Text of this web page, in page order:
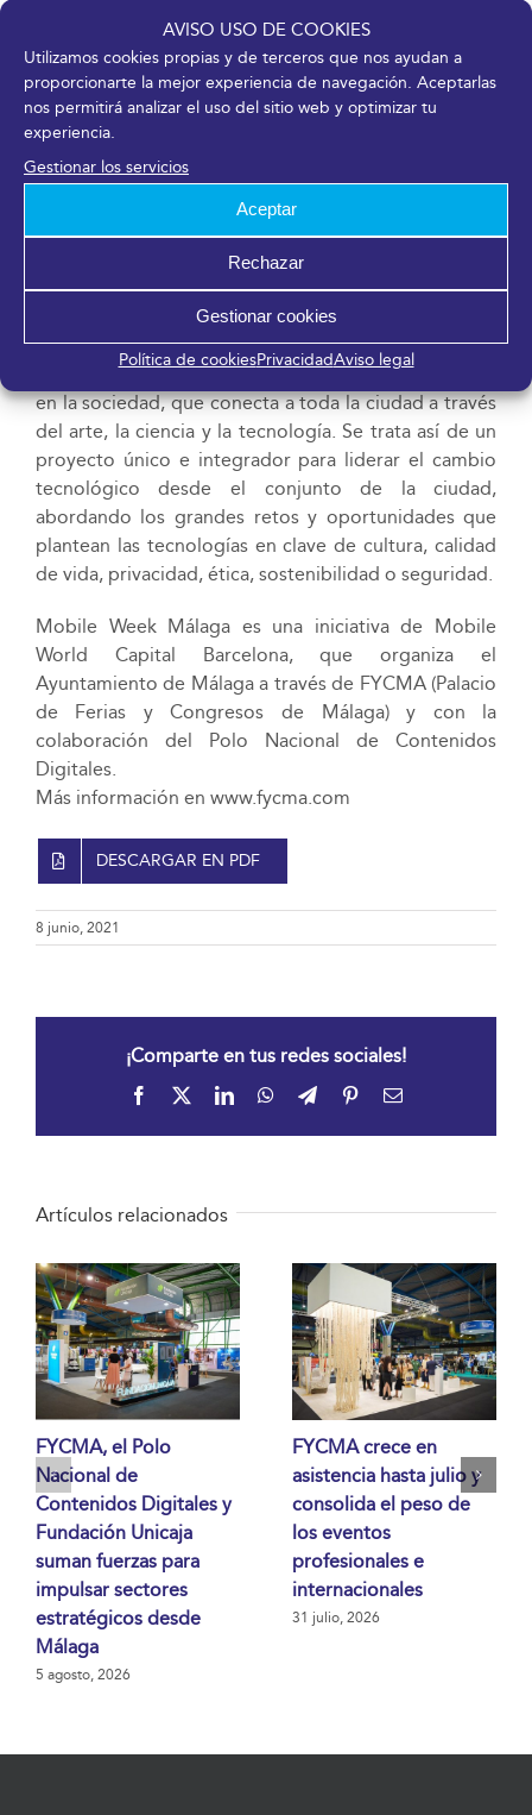
AVISO USO DE COOKIES
Utilizamos cookies propias y de terceros que nos ayudan a
proporcionarte la mejor experiencia de navegación. Aceptarlas
nos permitirá analizar el uso del sitio web y optimizar tu
experiencia.
Gestionar los servicios
Aceptar
Rechazar
Gestionar cookies
Política de cookiesPrivacidadAviso legal
emprendimiento. El objetivo último es que las
actividades del evento impacten en la mejora de la
calidad de vida de la ciudadanía, mejorando su
conocimiento tecnológico y sus capacidades
gracias a un convenio de colaboración entre el
Ayuntamiento de Málaga y Mobile World Capital
Barcelona para trabajar en acciones que redunden en
consolidar un modelo de ciudad moderna,
innovadora y tecnológicamente avanzada.
De esta forma, el evento supone un espacio abierto
de reflexión en torno al impacto de la digitalización
en la sociedad, que conecta a toda la ciudad a través
del arte, la ciencia y la tecnología. Se trata así de un
proyecto único e integrador para liderar el cambio
tecnológico desde el conjunto de la ciudad,
abordando los grandes retos y oportunidades que
plantean las tecnologías en clave de cultura, calidad
de vida, privacidad, ética, sostenibilidad o seguridad.
Mobile Week Málaga es una iniciativa de Mobile
World Capital Barcelona, que organiza el
Ayuntamiento de Málaga a través de FYCMA (Palacio
de Ferias y Congresos de Málaga) y con la
colaboración del Polo Nacional de Contenidos
Digitales.
Más información en www.fycma.com
DESCARGAR EN PDF
8 junio, 2021
¡Comparte en tus redes sociales!
Facebook LinkedInWhatsApp
TelegramPinterestCorreo
Artículos relacionados
FYCMA, el Polo
Nacional de
Contenidos Digitales y
Fundación Unicaja
suman fuerzas para
impulsar sectores
estratégicos desde
Málaga
5 agosto, 2026
FYCMA crece en
asistencia hasta julio y
consolida el peso de
los eventos
profesionales e
internacionales
31 julio, 2026